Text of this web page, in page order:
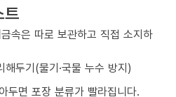
속은 따로 보관하고 직접 소지하
두기(물기·국물 누수 방지)
두면 포장 분류가 빨라집니다.